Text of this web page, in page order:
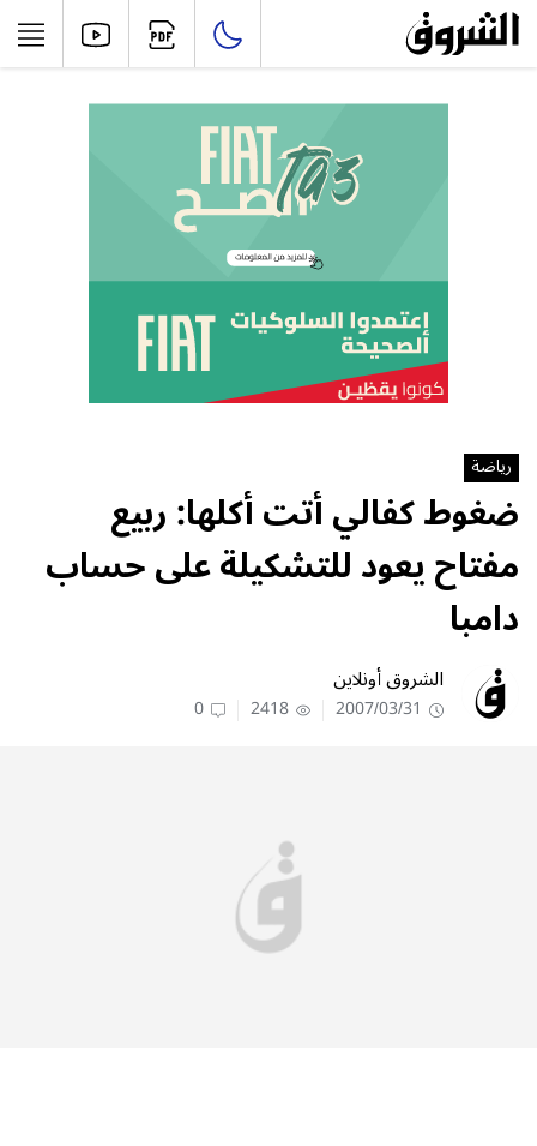
رياضة
ضغوط كفالي أتت أكلها: ربيع
مفتاح يعود للتشكيلة على حساب
دامبا
الشروق أونلاين
2007/03/31
2418
0